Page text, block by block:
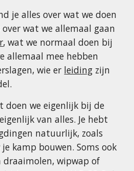
je alles over wat we doen
over wat we allemaal gaan
, wat we normaal doen bij
allemaal mee hebben
wie er leiding zijn
doen we eigenlijk bij de
van alles. Je hebt
natuurlijk, zoals
kamp bouwen. Soms ook
draaimolen, wipwap of